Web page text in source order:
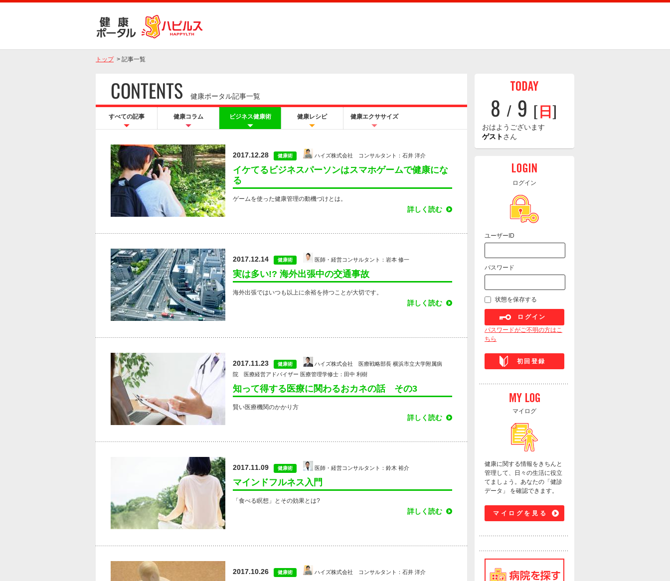
トップ > 記事一覧
CONTENTS 健康ポータル記事一覧
すべての記事 健康コラム ビジネス健康術 健康レシピ 健康エクササイズ
2017.12.28 健康術 ハイズ株式会社 コンサルタント：石井 洋介
イケてるビジネスパーソンはスマホゲームで健康にな
る
ゲームを使った健康管理の動機づけとは。
詳しく読む
2017.12.14 健康術 医師・経営コンサルタント：岩本 修一
実は多い!? 海外出張中の交通事故
海外出張ではいつも以上に余裕を持つことが大切です。
詳しく読む
2017.11.23 健康術
ハイズ株式会社 医療戦略部長 横浜市立大学附属病
院 医療経営アドバイザー 医療管理学修士：田中 利樹
知って得する医療に関わるおカネの話 その3
賢い医療機関のかかり方
詳しく読む
2017.11.09 健康術 医師・経営コンサルタント：鈴木 裕介
マインドフルネス入門
「食べる瞑想」とその効果とは?
詳しく読む
2017.10.26 健康術 ハイズ株式会社 コンサルタント：石井 洋介
8 / 9 [日]
おはようございます
ゲストさん
ログイン
ユーザーID
パスワード
状態を保存する
ログイン
パスワードがご不明の方はこ
ちら
初回登録
マイログ
健康に関する情報をきちんと
管理して、日々の生活に役立
てましょう。あなたの「健診
データ」 を確認できます。
マイログを見る